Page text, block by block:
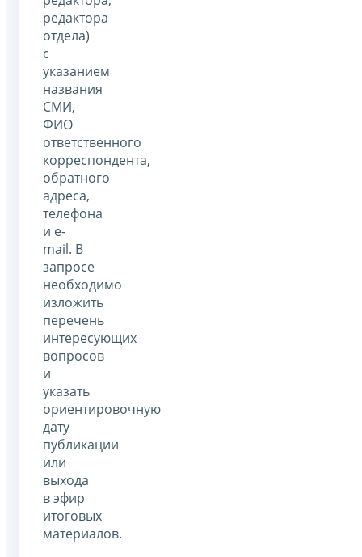
редактора
отдела)
с
указанием
названия
СМИ,
ФИО
ответственного
корреспондента,
обратного
адреса,
телефона
и e-
mail. В
запросе
необходимо
изложить
перечень
интересующих
вопросов
и
указать
ориентировочную
дату
публикации
или
выхода
в эфир
итоговых
материалов.